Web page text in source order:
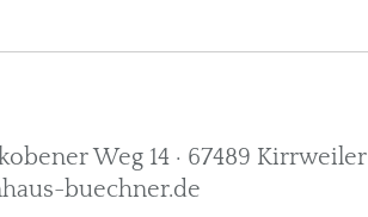
Weg 14 · 67489 Kirrweiler
buechner.de